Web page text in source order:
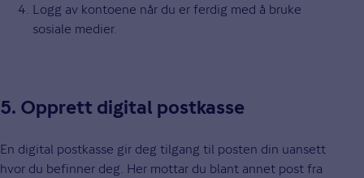
Logg av kontoene når du er ferdig med å bruke
sosiale medier.
5. Opprett digital postkasse
En digital postkasse gir deg tilgang til posten din uansett
hvor du befinner deg. Her mottar du blant annet post fra